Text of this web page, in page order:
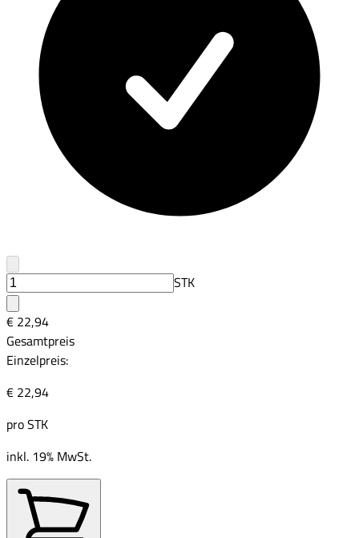
STK
€ 22,94
Gesamtpreis
Einzelpreis:
€ 22,94
proSTK
inkl. 19% MwSt.